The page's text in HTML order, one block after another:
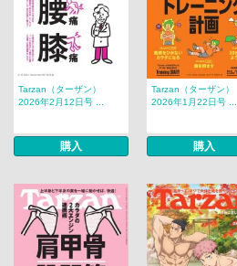
Tarzan（ターザン）
2026年2月12日号 ...
購入
Tarzan（ターザン）
2026年1月22日号 ...
購入